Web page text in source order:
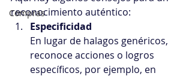
Compras
reconocimiento auténtico:
Especificidad
En lugar de halagos genéricos,
reconoce acciones o logros
específicos, por ejemplo, en